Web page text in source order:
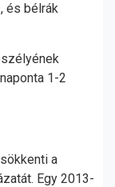
és bélrák
1-2
a
Egy 2013-